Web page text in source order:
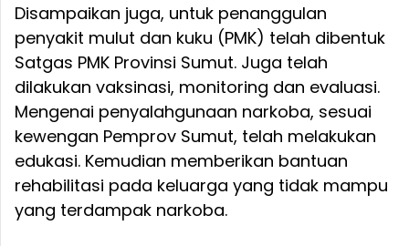
Disampaikan juga, untuk penanggulan
penyakit mulut dan kuku (PMK) telah dibentuk
Satgas PMK Provinsi Sumut. Juga telah
dilakukan vaksinasi, monitoring dan evaluasi.
Mengenai penyalahgunaan narkoba, sesuai
kewengan Pemprov Sumut, telah melakukan
edukasi. Kemudian memberikan bantuan
rehabilitasi pada keluarga yang tidak mampu
yang terdampak narkoba.